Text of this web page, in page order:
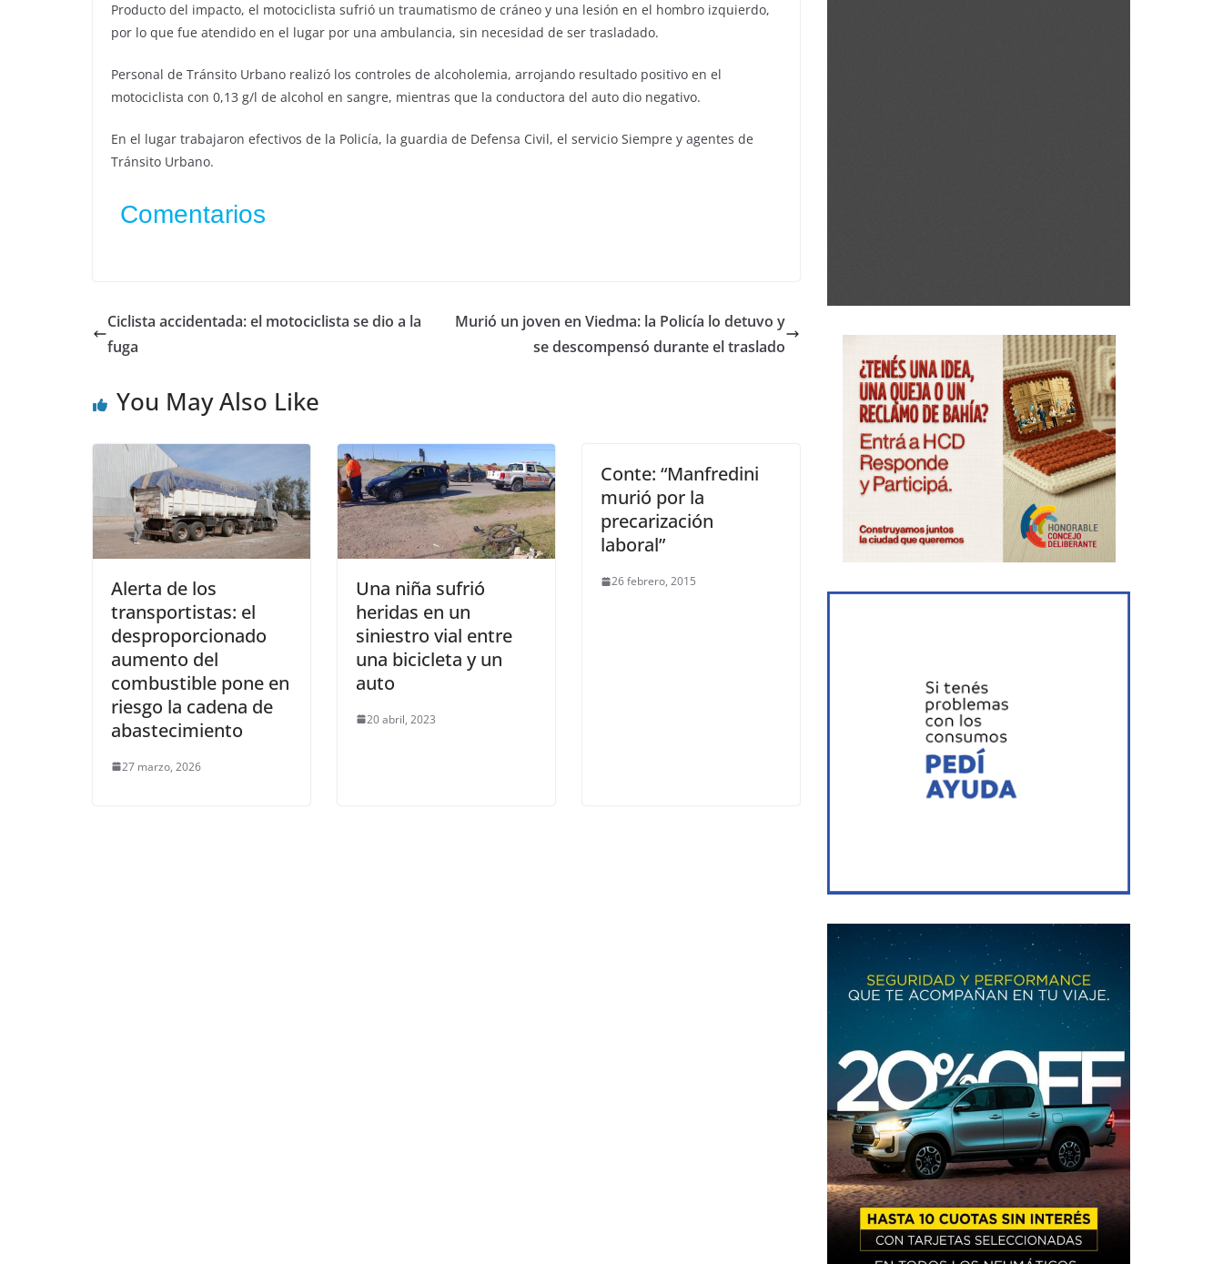
Producto del impacto, el motociclista sufrió un traumatismo de cráneo y una lesión en el hombro izquierdo,
por lo que fue atendido en el lugar por una ambulancia, sin necesidad de ser trasladado.
Personal de Tránsito Urbano realizó los controles de alcoholemia, arrojando resultado positivo en el
motociclista con 0,13 g/l de alcohol en sangre, mientras que la conductora del auto dio negativo.
En el lugar trabajaron efectivos de la Policía, la guardia de Defensa Civil, el servicio Siempre y agentes de
Tránsito Urbano.
Comentarios
Ciclista accidentada: el motociclista se dio a la
fuga
Murió un joven en Viedma: la Policía lo detuvo y
se descompensó durante el traslado
You May Also Like
Alerta de los
transportistas: el
desproporcionado
aumento del
combustible pone en
riesgo la cadena de
abastecimiento
27 marzo, 2026
Una niña sufrió
heridas en un
siniestro vial entre
una bicicleta y un
auto
20 abril, 2023
Conte: “Manfredini
murió por la
precarización
laboral”
26 febrero, 2015